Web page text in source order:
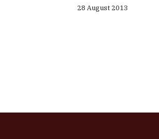
28 August 2013